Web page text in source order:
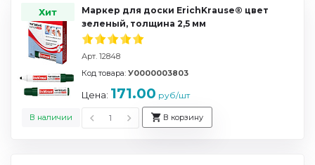
Хит
Маркер для доски ErichKrause® цвет
зеленый, толщина 2,5 мм
Арт. 12848
В наличии
Код товара: У0000003803
Цена: 171.00 руб/шт
В корзину